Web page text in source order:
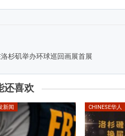
杉矶举办环球巡回画展首展
还喜欢
新闻 CHINESE华人